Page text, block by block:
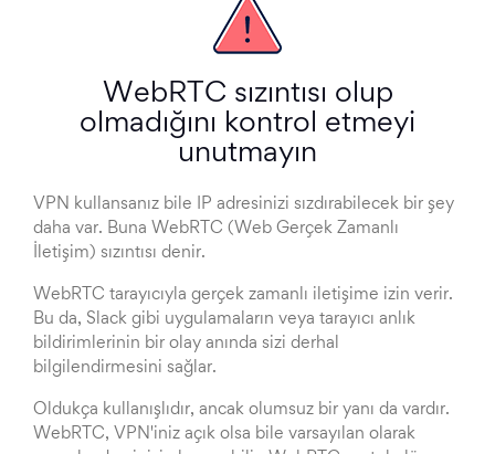
WebRTC sızıntısı olup
olmadığını kontrol etmeyi
unutmayın
VPN kullansanız bile IP adresinizi sızdırabilecek bir şey
daha var. Buna WebRTC (Web Gerçek Zamanlı
İletişim) sızıntısı denir.
WebRTC tarayıcıyla gerçek zamanlı iletişime izin verir.
Bu da, Slack gibi uygulamaların veya tarayıcı anlık
bildirimlerinin bir olay anında sizi derhal
bilgilendirmesini sağlar.
Oldukça kullanışlıdır, ancak olumsuz bir yanı da vardır.
WebRTC, VPN'iniz açık olsa bile varsayılan olarak